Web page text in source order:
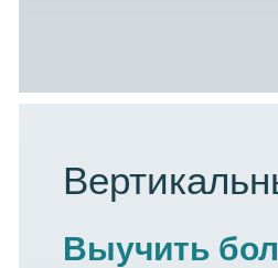
Выучить